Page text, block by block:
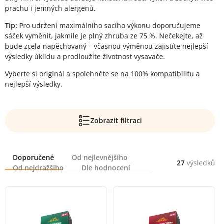
prachu i jemných alergenů.
Tip: Pro udržení maximálního sacího výkonu doporučujeme
sáček vyměnit, jakmile je plný zhruba ze 75 %. Nečekejte, až
bude zcela napěchovaný – včasnou výměnou zajistíte nejlepší
výsledky úklidu a prodloužíte životnost vysavače.
Vyberte si originál a spolehněte se na 100% kompatibilitu a
nejlepší výsledky.
Zobrazit filtraci
Řazení
Doporučené
Od nejlevnějšího
Od nejdražšího
Dle hodnocení
27 výsledků